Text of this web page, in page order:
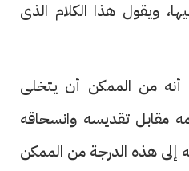
ويقول هذا الكلام الذى
أنه من الممكن أن يتخلى
مقابل تقديسه وانسحاقه
إلى هذه الدرجة من الممكن